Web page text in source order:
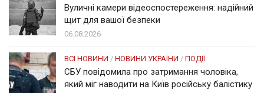
Вуличні камери відеоспостереження: надійний
щит для вашої безпеки
06.08.2026
ВСІ НОВИНИ / НОВИНИ УКРАЇНИ / ПОДІЇ
СБУ повідомила про затримання чоловіка,
який міг наводити на Київ російську балістику